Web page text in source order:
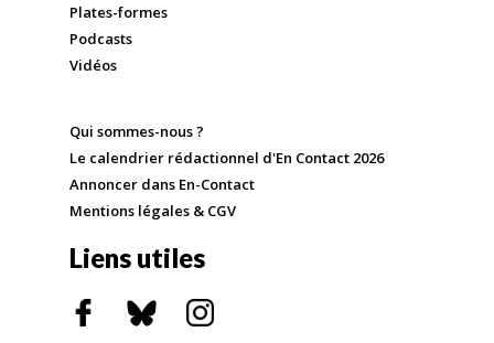
Plates-formes
Podcasts
Vidéos
Qui sommes-nous ?
Le calendrier rédactionnel d'En Contact 2026
Annoncer dans En-Contact
Mentions légales & CGV
Liens utiles